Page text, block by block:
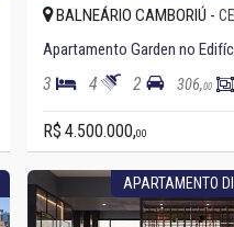
BALNEÁRIO CAMBORIÚ -
3 4 2 306,00
R$ 4.500.000,00
APARTAMENTO